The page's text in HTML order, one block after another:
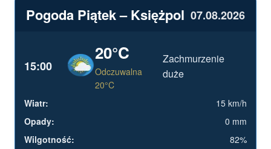
Pogoda Piątek – Księżpol 07.08.2026
15:00
20°C
Odczuwalna
20°C
Zachmurzenie
duże
15 km/h
0 mm
82%